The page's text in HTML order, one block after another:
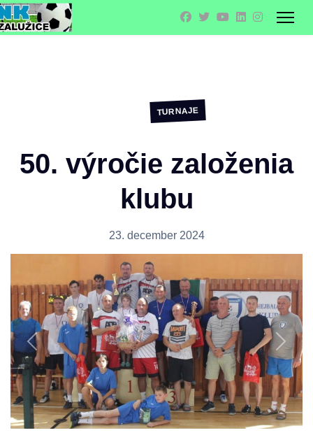
TURNAJE
50. výročie založenia
klubu
23. december 2024
Previous Next